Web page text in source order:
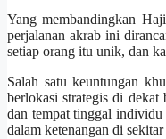
Yang membandingkan
perjalanan akrab ini
setiap orang itu unik, dan
Salah satu keuntungan
berlokasi strategis di dekat
dan tempat tinggal
dalam ketenangan di